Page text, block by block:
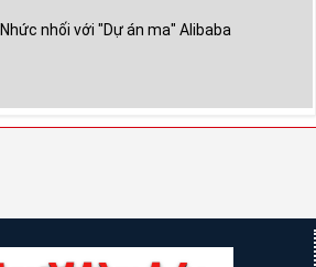
nhối với "Dự án ma" Alibaba